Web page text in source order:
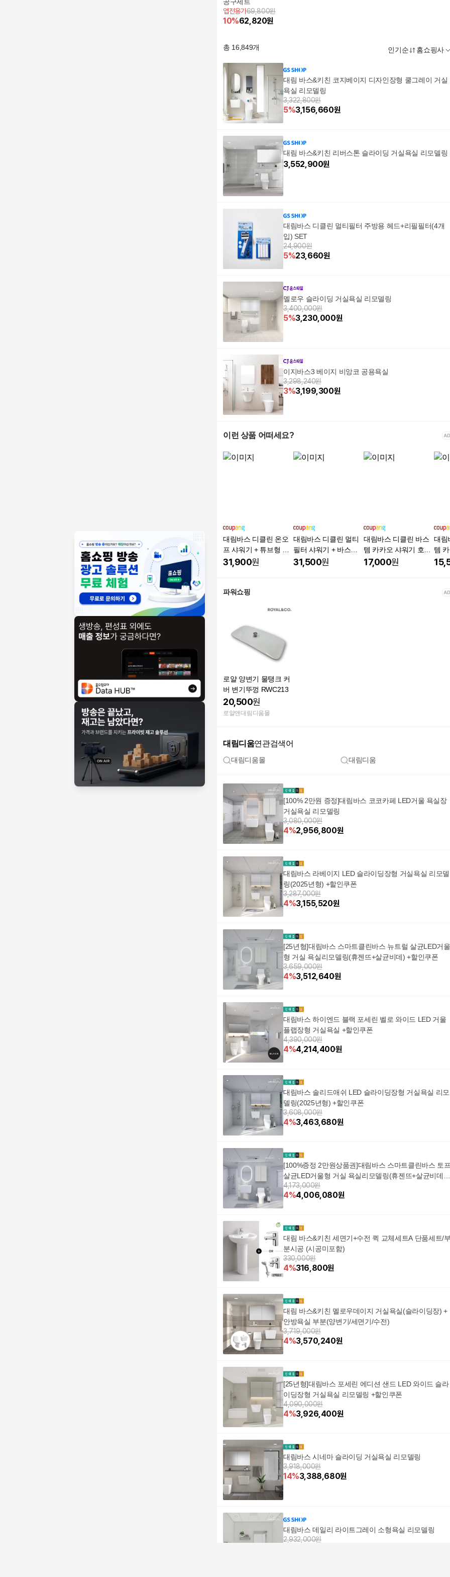
앱전용가69,800원
10%62,820원
총 16,849개 인기순 홈쇼핑사
대림 바스&키친 코지베이지 디자인장형 쿨그레이 거실
욕실 리모델링
3,322,800원
5%3,156,660원
대림 바스&키친 리버스톤 슬라이딩 거실욕실 리모델링
3,552,900원
대림바스 디클린 멀티필터 주방용 헤드+리필필터(4개
입) SET
24,900원
5%23,660원
멜로우 슬라이딩 거실욕실 리모델링
3,400,000원
5%3,230,000원
이지바스3 베이지 비앙코 공용욕실
3,298,240원
3%3,199,300원
이런 상품 어떠세요?
대림바스 디클린 온오
프 샤워기 + 튜브형 샤
워줄, 1개, 블랙
31,900원
대림바스 디클린 멀티
필터 샤워기 + 바스템
튜브형 샤워줄 2M, 1
31,500원
대림바스 디클린 바스
템 카카오 샤워기 호환
필터 [이온폴리스], 화
17,000원
대림
템
필터
파워쇼핑
로얄 양변기 물탱크 커
버 변기뚜껑 RWC213
20,500원
로얄앤대림디움몰
대림디움연관검색어
대림디움몰 대림디움
[100% 2만원 증정]대림바스 코코카페 LED거울 욕실장
거실욕실 리모델링
3,080,000원
4%2,956,800원
대림바스 라베이지 LED 슬라이딩장형 거실욕실 리모델
링(2025년형) +할인쿠폰
3,287,000원
4%3,155,520원
[25년형]대림바스 스마트클린바스 뉴트럴 살균LED거울
형 거실 욕실리모델링(휴젠뜨+살균비데) +할인쿠폰
3,659,000원
4%3,512,640원
대림바스 하이엔드 블랙 포세린 벨로 와이드 LED 거울
플랩장형 거실욕실 +할인쿠폰
4,390,000원
4%4,214,400원
대림바스 솔리드애쉬 LED 슬라이딩장형 거실욕실 리모
델링(2025년형) +할인쿠폰
3,608,000원
4%3,463,680원
[100%증정 2만원상품권]대림바스 스마트클린바스 토
살균LED거울형 거실 욕실리모델링(휴젠뜨+살균비데)
+할인쿠폰
4,173,000원
4%4,006,080원
대림 바스&키친 세면기+수전 퀵 교체세트A 단품세트/
분시공 (시공미포함)
330,000원
4%316,800원
대림 바스&키친 멜로우데이지 거실욕실(슬라이딩장) +
안방욕실 부분(양변기/세면기/수전)
3,719,000원
4%3,570,240원
[25년형]대림바스 포세린 에디션 샌드 LED 와이드 슬라
이딩장형 거실욕실 리모델링 +할인쿠폰
4,090,000원
4%3,926,400원
대림바스 시네마 슬라이딩 거실욕실 리모델링
3,918,000원
14%3,388,680원
대림바스 데일리 라이트그레이 소형욕실 리모델링
2,932,000원